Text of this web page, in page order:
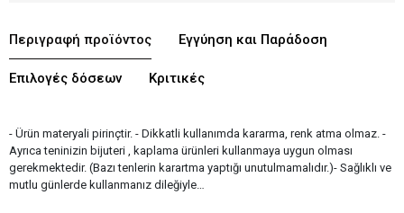
Περιγραφή προϊόντος Εγγύηση και Παράδοση
Επιλογές δόσεων Κριτικές
- Ürün materyali pirinçtir. - Dikkatli kullanımda kararma, renk atma olmaz. -
Ayrıca teninizin bijuteri , kaplama ürünleri kullanmaya uygun olması
gerekmektedir. (Bazı tenlerin karartma yaptığı unutulmamalıdır.)- Sağlıklı ve
mutlu günlerde kullanmanız dileğiyle…